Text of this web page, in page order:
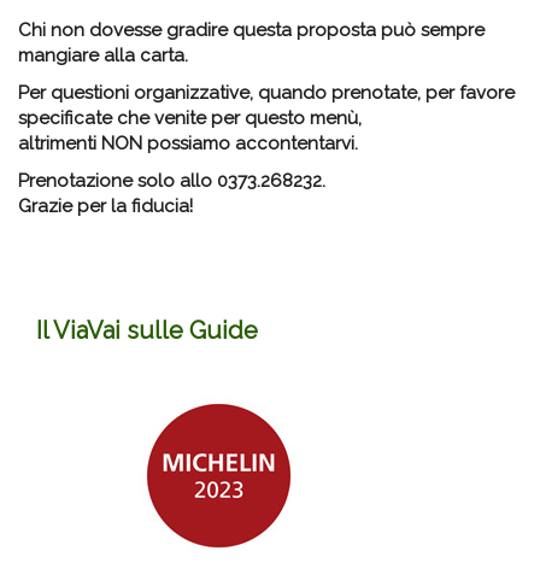
Chi non dovesse gradire questa proposta può sempre
mangiare alla carta.
Per questioni organizzative, quando prenotate, per favore
specificate che veniteper questo menù,
altrimenti NON possiamo accontentarvi.
Prenotazione solo allo 0373.268232.
Grazie per la fiducia!
Il ViaVai sulle Guide